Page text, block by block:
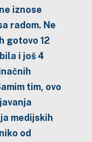
iznose
radom. Ne
gotovo 12
i još 4
tim, ovo
medijskih
od